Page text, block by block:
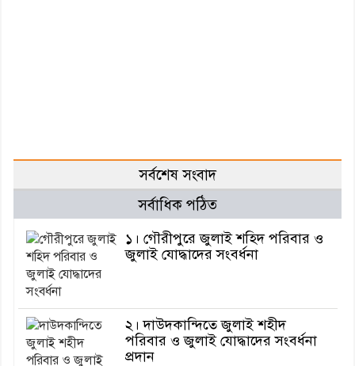
সর্বশেষ সংবাদ
সর্বাধিক পঠিত
১। গৌরীপুরে জুলাই শহিদ পরিবার ও
জুলাই যোদ্ধাদের সংবর্ধনা
২। দাউদকান্দিতে জুলাই শহীদ
পরিবার ও জুলাই যোদ্ধাদের সংবর্ধনা
প্রদান